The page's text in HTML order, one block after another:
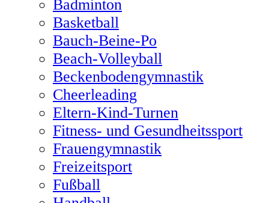
Badminton
Basketball
Bauch-Beine-Po
Beach-Volleyball
Beckenbodengymnastik
Cheerleading
Eltern-Kind-Turnen
Fitness- und Gesundheitssport
Frauengymnastik
Freizeitsport
Fußball